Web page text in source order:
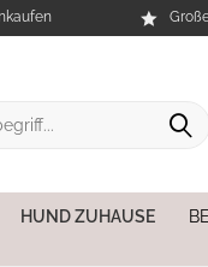
HUND ZUHAUSE